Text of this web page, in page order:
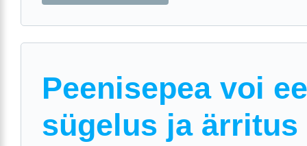
Peenisepea voi
sügelus ja ärritus